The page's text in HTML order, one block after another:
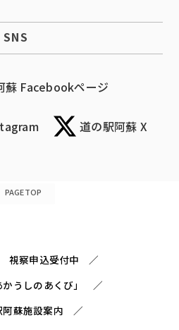
SNS
蘇 Facebookページ
道の駅阿蘇 X
PAGETOP
視察申込受付中
うしのあくび」
阿蘇施設案内